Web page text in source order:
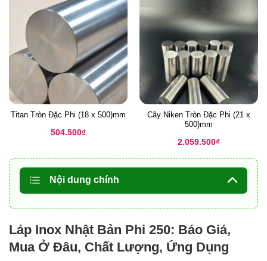
Titan Tròn Đặc Phi (18 x 500)mm
504.500₫
Cây Niken Tròn Đặc Phi (21 x
500)mm
2.059.500₫
Nội dung chính
Láp Inox Nhật Bản Phi 250: Báo Giá,
Mua Ở Đâu, Chất Lượng, Ứng Dụng